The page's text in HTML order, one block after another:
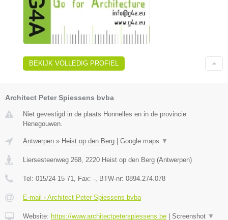
BEKIJK VOLLEDIG PROFIEL
Architect Peter Spiessens bvba
Niet gevestigd in de plaats Honnelles en in de provincie
Henegouwen.
Antwerpen » Heist op den Berg | Google maps ▼
Liersesteenweg 268 2220 Heist op den Berg (Antwerpen)
Tel: 015/24 15 71 , Fax: - , BTW-nr: 0894.274.078
E-mail › Architect Peter Spiessens bvba
Website: https://www.architectpeterspiessens.be | Screenshot ▼